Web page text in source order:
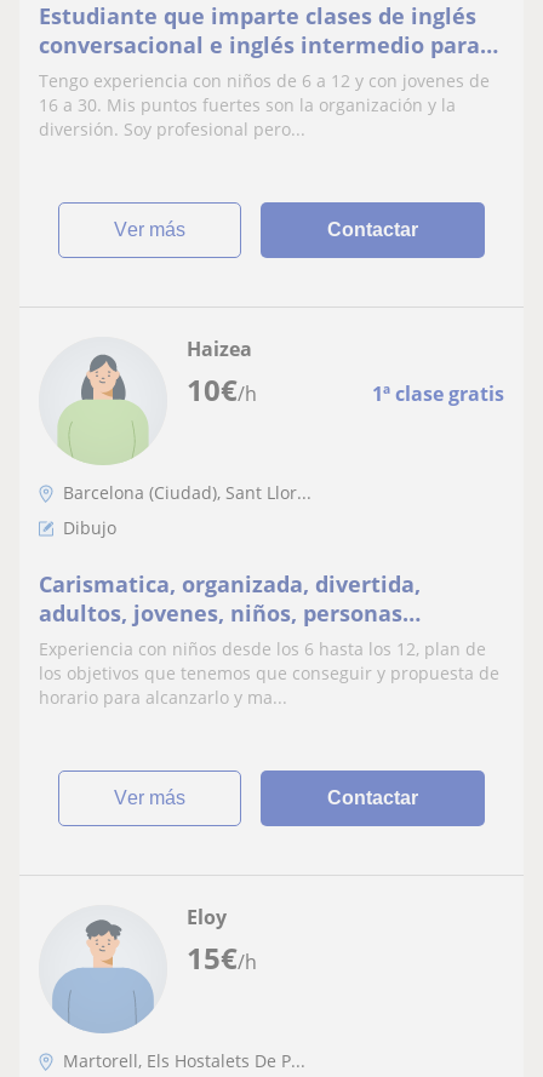
Estudiante que imparte clases de inglés
conversacional e inglés intermedio para
examenes. También puedo enseñar
Historia y Dibujo!
Tengo experiencia con niños de 6 a 12 y con jovenes de
16 a 30. Mis puntos fuertes son la organización y la
diversión. Soy profesional pero...
ver más Contactar
10€/h 1ª clase gratis
Haizea
Barcelona (Ciudad), Sant Llor...
Dibujo
Carismatica, organizada, divertida,
adultos, jovenes, niños, personas
interesadas
Experiencia con niños desde los 6 hasta los 12, plan de
los objetivos que tenemos que conseguir y propuesta de
horario para alcanzarlo y ma...
ver más Contactar
15€/h
Eloy
Martorell, Els Hostalets De P...